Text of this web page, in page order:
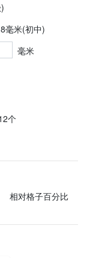
8毫米(初中)
毫米
个
相对格子百分比